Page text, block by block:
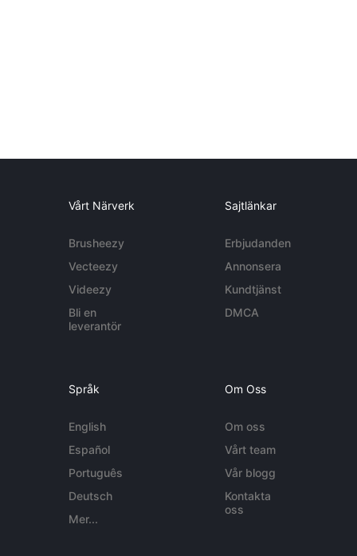
Vårt Närverk
Brusheezy
Vecteezy
Videezy
Bli en
leverantör
Sajtlänkar
Erbjudanden
Annonsera
Kundtjänst
DMCA
Språk
English
Español
Português
Deutsch
Mer...
Om Oss
Om oss
Vårt team
Vår blogg
Kontakta
oss